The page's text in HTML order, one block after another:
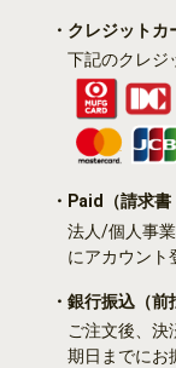
・クレジットカ
下記のクレジ
・Paid
（請求
法人/個人事
にアカウント
・銀行振込 （前
ご注文後、決
期日までにお